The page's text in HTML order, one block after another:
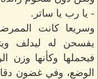
- يا رب يا ساتر.
وسريعا كانت
يفسحن له ليدلف
فيحملها وكأنها
الوضع، وفي غضون